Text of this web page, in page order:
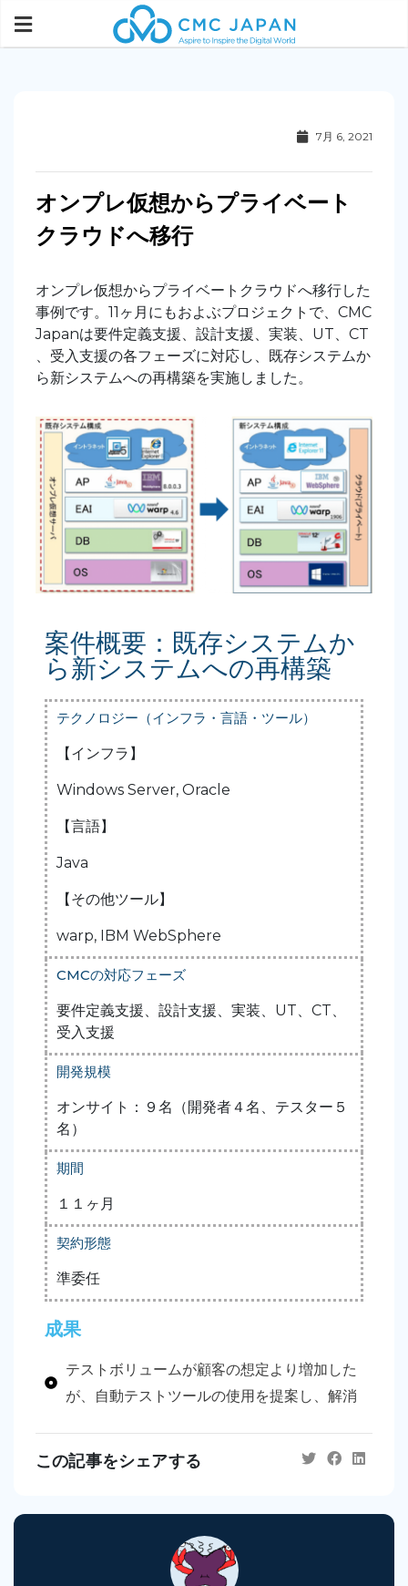
7月 6, 2021
オンプレ仮想からプライベート
クラウドへ移行
オンプレ仮想からプライベートクラウドへ移行した
事例です。11ヶ月にもおよぶプロジェクトで、CMC
Japanは要件定義支援、設計支援、実装、UT、CT
、受入支援の各フェーズに対応し、既存システムか
ら新システムへの再構築を実施しました。
案件概要：既存システムか
ら新システムへの再構築
テクノロジー（インフラ・言語・ツール）
【インフラ】
Windows Server, Oracle
【言語】
Java
【その他ツール】
warp, IBM WebSphere
CMCの対応フェーズ
要件定義支援、設計支援、実装、UT、CT、
受入支援
開発規模
オンサイト：９名（開発者４名、テスター５
名）
期間
１１ヶ月
契約形態
準委任
成果
テストボリュームが顧客の想定より増加した
が、自動テストツールの使用を提案し、解消
この記事をシェアする